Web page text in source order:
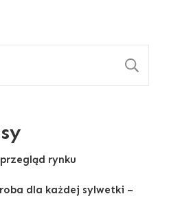
rynku
dla każdej sylwetki –